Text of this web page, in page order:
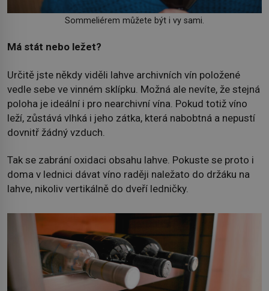
Sommeliérem můžete být i vy sami.
Má stát nebo ležet?
Určitě jste někdy viděli lahve archivních vín položené
vedle sebe ve vinném sklípku. Možná ale nevíte, že stejná
poloha je ideální i pro nearchivní vína. Pokud totiž víno
leží, zůstává vlhká i jeho zátka, která nabobtná a nepustí
dovnitř žádný vzduch.
Tak se zabrání oxidaci obsahu lahve. Pokuste se proto i
doma v lednici dávat víno raději naležato do držáku na
lahve, nikoliv vertikálně do dveří ledničky.